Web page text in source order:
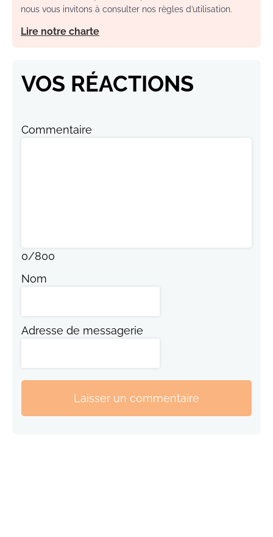
nous vous invitons à consulter nos règles d’utilisation.
Lire notre charte
VOS RÉACTIONS
Commentaire
0/800
Nom
Adresse de messagerie
Laisser un commentaire